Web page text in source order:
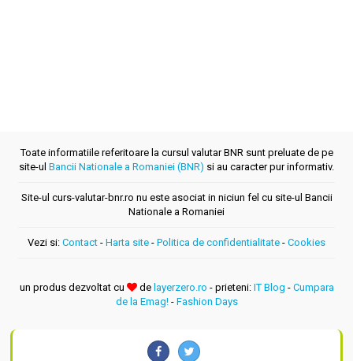
Toate informatiile referitoare la cursul valutar BNR sunt preluate de pe
site-ul Bancii Nationale a Romaniei (BNR) si au caracter pur informativ.
Site-ul curs-valutar-bnr.ro nu este asociat in niciun fel cu site-ul Bancii
Nationale a Romaniei
Vezi si: Contact - Harta site - Politica de confidentialitate - Cookies
un produs dezvoltat cu de layerzero.ro - prieteni: IT Blog - Cumpara
de la Emag!- Fashion Days